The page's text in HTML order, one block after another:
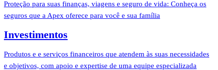
Proteção para suas finanças, viagens e seguro de vida: Conheça os
seguros que a Apex oferece para você e sua família
Investimentos
Produtos e e serviços financeiros que atendem às suas necessidades
e objetivos, com apoio e expertise de uma equipe especializada